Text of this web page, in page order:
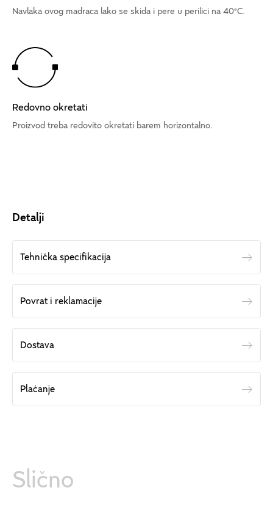
Navlaka ovog madraca lako se skida i pere u perilici na 40°C.
Redovno okretati
Proizvod treba redovito okretati barem horizontalno.
Detalji
Tehnička specifikacija
Povrat i reklamacije
Dostava
Plaćanje
Slično